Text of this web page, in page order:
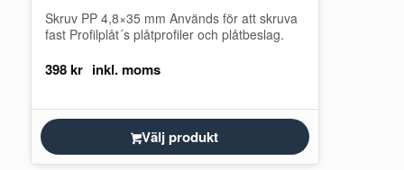
Skruv PP 4,8×35 mm Används för att skruva
fast Profilplåt´s plåtprofiler och plåtbeslag.
398kr
Välj produkt